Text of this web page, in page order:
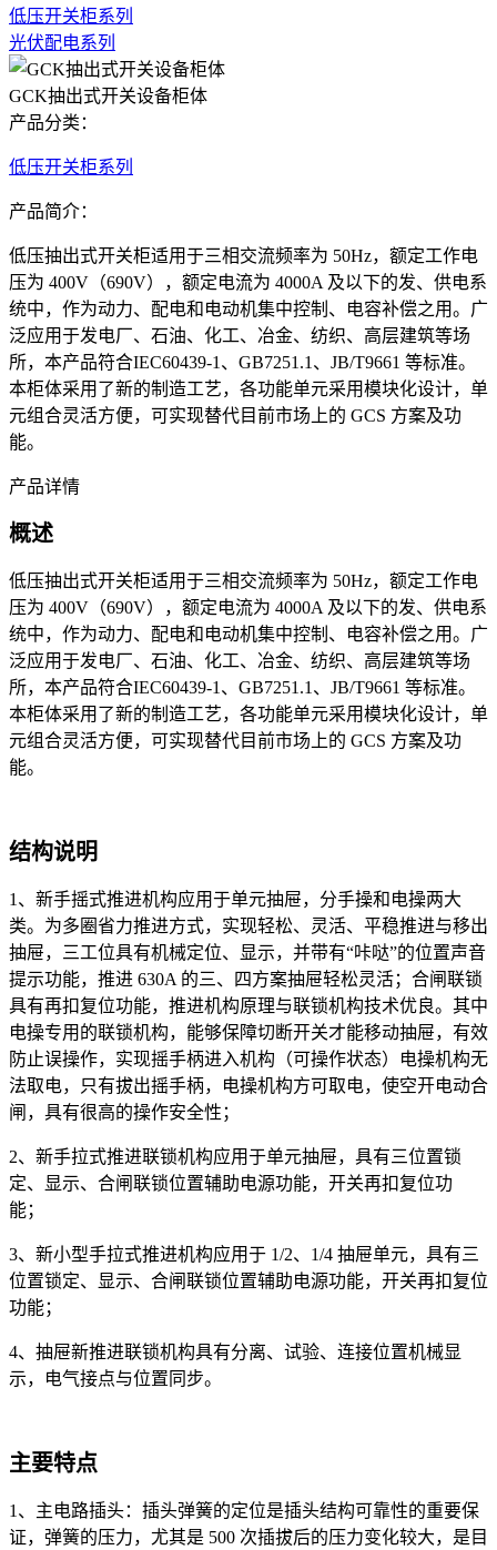
低压开关柜系列
光伏配电系列
GCK抽出式开关设备柜体
产品分类：
低压开关柜系列
产品简介：
低压抽出式开关柜适用于三相交流频率为 50Hz，额定工作电
压为 400V（690V），额定电流为 4000A 及以下的发、供电系
统中，作为动力、配电和电动机集中控制、电容补偿之用。广
泛应用于发电厂、石油、化工、冶金、纺织、高层建筑等场
所，本产品符合IEC60439-1、GB7251.1、JB/T9661 等标准。
本柜体采用了新的制造工艺，各功能单元采用模块化设计，单
元组合灵活方便，可实现替代目前市场上的 GCS 方案及功
能。
产品详情
概述
低压抽出式开关柜适用于三相交流频率为 50Hz，额定工作电
压为 400V（690V），额定电流为 4000A 及以下的发、供电系
统中，作为动力、配电和电动机集中控制、电容补偿之用。广
泛应用于发电厂、石油、化工、冶金、纺织、高层建筑等场
所，本产品符合IEC60439-1、GB7251.1、JB/T9661 等标准。
本柜体采用了新的制造工艺，各功能单元采用模块化设计，单
元组合灵活方便，可实现替代目前市场上的 GCS 方案及功
能。
结构说明
1、新手摇式推进机构应用于单元抽屉，分手操和电操两大
类。为多圈省力推进方式，实现轻松、灵活、平稳推进与移出
抽屉，三工位具有机械定位、显示，并带有“咔哒”的位置声音
提示功能，推进 630A 的三、四方案抽屉轻松灵活；合闸联锁
具有再扣复位功能，推进机构原理与联锁机构技术优良。其中
电操专用的联锁机构，能够保障切断开关才能移动抽屉，有效
防止误操作，实现摇手柄进入机构（可操作状态）电操机构无
法取电，只有拔出摇手柄，电操机构方可取电，使空开电动合
闸，具有很高的操作安全性；
2、新手拉式推进联锁机构应用于单元抽屉，具有三位置锁
定、显示、合闸联锁位置辅助电源功能，开关再扣复位功
能；
3、新小型手拉式推进机构应用于 1/2、1/4 抽屉单元，具有三
位置锁定、显示、合闸联锁位置辅助电源功能，开关再扣复位
功能；
4、抽屉新推进联锁机构具有分离、试验、连接位置机械显
示，电气接点与位置同步。
主要特点
1、主电路插头：插头弹簧的定位是插头结构可靠性的重要保
证，弹簧的压力，尤其是 500 次插拔后的压力变化较大，是目